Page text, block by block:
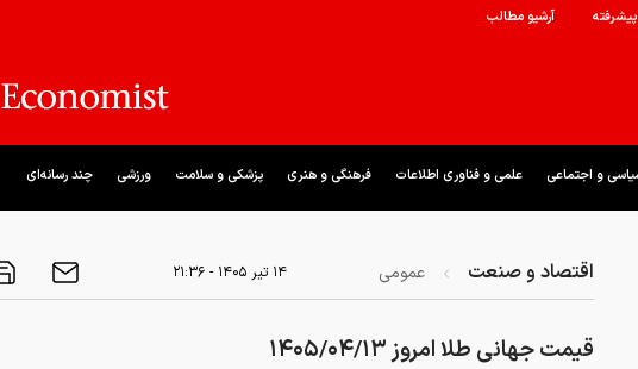
آرشیو مطالب
و اجتماعی علمی و فناوری اطلاعات فرهنگی و هنری پزشکی و سلامت ورزشی چند رسانه‌ای
اقتصاد و صنعت عمومی ۱۴ تير ۱۴۰۵ - ۲۱:۳۶
قیمت جهانی طلا امروز ۱۴۰۵/۰۴/۱۳